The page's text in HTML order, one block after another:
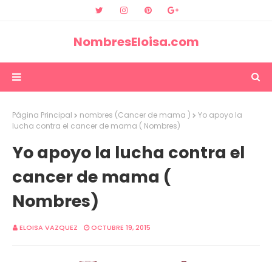
NombresEloisa.com
Página Principal nombres (Cancer de mama )
Yo apoyo la
lucha contra el cancer de mama ( Nombres)
Yo apoyo la lucha contra el
cancer de mama (
Nombres)
ELOISA VAZQUEZ OCTUBRE 19, 2015